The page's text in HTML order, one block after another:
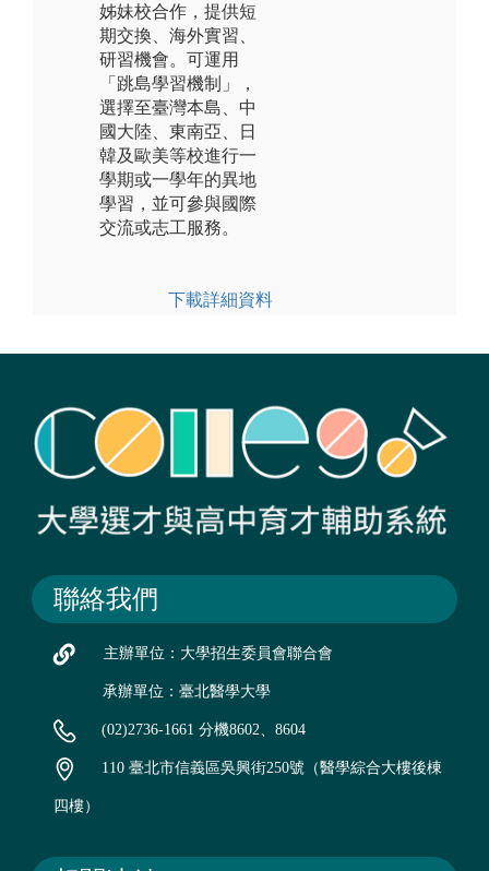
姊妹校合作，提供短
期交換、海外實習、
研習機會。可運用
「跳島學習機制」，
選擇至臺灣本島、中
國大陸、東南亞、日
韓及歐美等校進行一
學期或一學年的異地
學習，並可參與國際
交流或志工服務。
下載詳細資料
聯絡我們
主辦單位：大學招生委員會聯合會
承辦單位：臺北醫學大學
(02)2736-1661 分機8602、8604
110 臺北市信義區吳興街250號（醫學綜合大樓後棟
四樓）